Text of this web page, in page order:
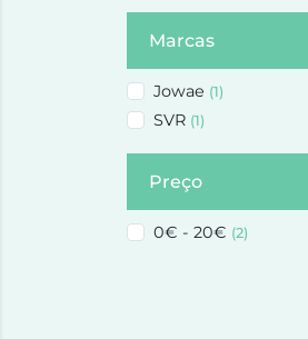
Marcas
Jowae (1)
SVR (1)
Preço
0€ - 20€ (2)